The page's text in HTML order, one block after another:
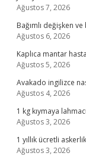
Ağustos 7, 2026
Bağımlı değişken ve
Ağustos 6, 2026
Kaplıca mantar
Ağustos 5, 2026
Avakado ingilizce
Ağustos 4, 2026
1 kg kıymaya
Ağustos 3, 2026
1 yıllık ücretli
Ağustos 3, 2026